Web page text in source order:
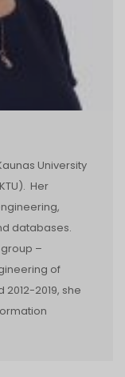
University
Her
databases.
–
of
2019, she